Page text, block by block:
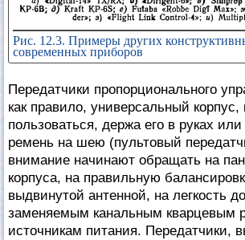
Рис. 12.3. Примеры других
современных приборов
Передатчики пропорционального
как правило, универсальный
пользоваться, держа его в руках
ремень на шею (пультовый
внимание начинают обращать на
корпуса, на правильную
выдвинутой антенной, на легкость
заменяемым канальным кварцевым
источникам питания. Передатчики,